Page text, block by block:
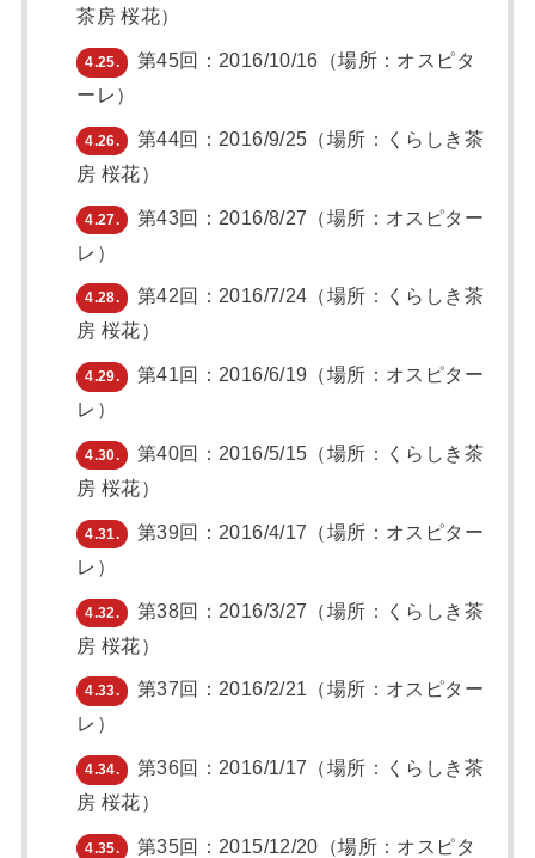
茶房 桜花）
4.25.
第45回：2016/10/16（場所：オスピタ
ーレ）
4.26.
第44回：2016/9/25（場所：くらしき茶
房 桜花）
4.27.
第43回：2016/8/27（場所：オスピター
レ）
4.28.
第42回：2016/7/24（場所：くらしき茶
房 桜花）
4.29.
第41回：2016/6/19（場所：オスピター
レ）
4.30.
第40回：2016/5/15（場所：くらしき茶
房 桜花）
4.31.
第39回：2016/4/17（場所：オスピター
レ）
4.32.
第38回：2016/3/27（場所：くらしき茶
房 桜花）
4.33.
第37回：2016/2/21（場所：オスピター
レ）
4.34.
第36回：2016/1/17（場所：くらしき茶
房 桜花）
4.35.
第35回：2015/12/20（場所：オスピタ